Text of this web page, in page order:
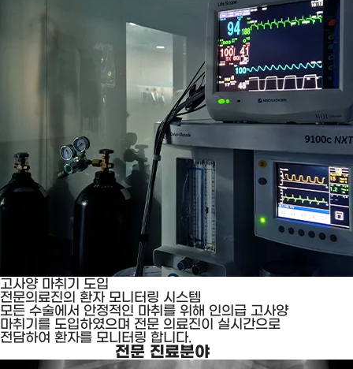
고사양 마취기 도입
전문의료진의 환자 모니터링 시스템
모든 수술에서 안정적인 마취를 위해 인의급 고사양
마취기를 도입하였으며 전문 의료진이 실시간으로
전담하여 환자를 모니터링 합니다.
전문 진료분야